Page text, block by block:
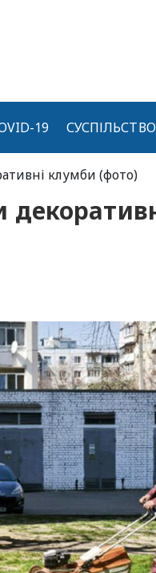
19 СУСПІЛЬСТВО
клумби (фото)